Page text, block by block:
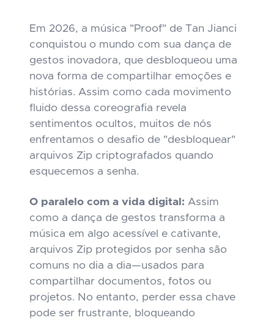
Em 2026, a música "Proof" de Tan Jianci
conquistou o mundo com sua dança de
gestos inovadora, que desbloqueou uma
nova forma de compartilhar emoções e
histórias. Assim como cada movimento
fluido dessa coreografia revela
sentimentos ocultos, muitos de nós
enfrentamos o desafio de "desbloquear"
arquivos Zip criptografados quando
esquecemos a senha.
O paralelo com a vida digital: Assim
como a dança de gestos transforma a
música em algo acessível e cativante,
arquivos Zip protegidos por senha são
comuns no dia a dia—usados para
compartilhar documentos, fotos ou
projetos. No entanto, perder essa chave
pode ser frustrante, bloqueando